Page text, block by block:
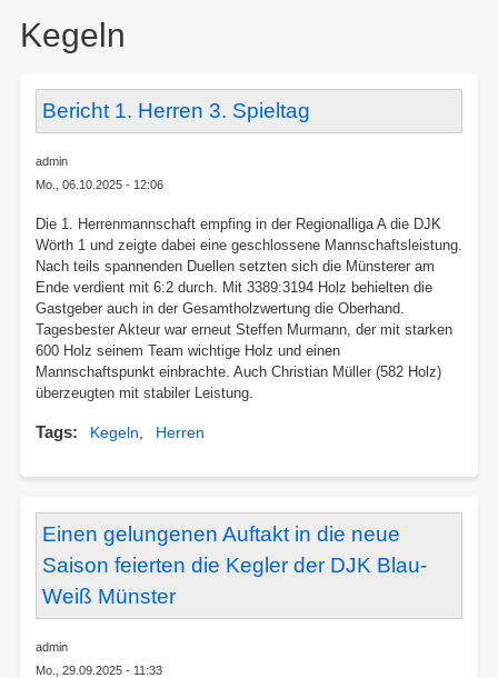
Kegeln
Bericht 1. Herren 3. Spieltag
admin
Mo., 06.10.2025 - 12:06
Die 1. Herrenmannschaft empfing in der Regionalliga A die DJK
Wörth 1 und zeigte dabei eine geschlossene Mannschaftsleistung.
Nach teils spannenden Duellen setzten sich die Münsterer am
Ende verdient mit 6:2 durch. Mit 3389:3194 Holz behielten die
Gastgeber auch in der Gesamtholzwertung die Oberhand.
Tagesbester Akteur war erneut Steffen Murmann, der mit starken
600 Holz seinem Team wichtige Holz und einen
Mannschaftspunkt einbrachte. Auch Christian Müller (582 Holz)
überzeugten mit stabiler Leistung.
Tags Kegeln Herren
Einen gelungenen Auftakt in die neue
Saison feierten die Kegler der DJK Blau-
Weiß Münster
admin
Mo., 29.09.2025 - 11:33